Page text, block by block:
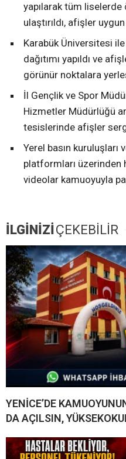
yapılarak tüm
ulaştırıldı, afişler
Karabük Üniversitesi
dağıtımı yapıldı ve
görünür noktalara
İl Gençlik ve Spor
Hizmetler Müdürlüğü
tesislerinde afişler
Yerel basın kuruluşları
platformları üzerinden
videolar kamuoyuyla
İLGİNİZİÇEKEBİLİR
YENİCE’DE
DA AÇILSIN,